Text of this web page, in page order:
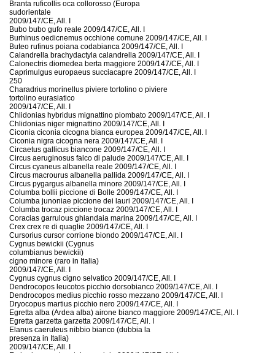
Branta ruficollis oca collorosso (Europa
sudorientale
2009/147/CE, All. I
Bubo bubo gufo reale 2009/147/CE, All. I
Burhinus oedicnemus occhione comune 2009/147/CE, All. I
Buteo rufinus poiana codabianca 2009/147/CE, All. I
Calandrella brachydactyla calandrella 2009/147/CE, All. I
Calonectris diomedea berta maggiore 2009/147/CE, All. I
Caprimulgus europaeus succiacapre 2009/147/CE, All. I
250
Charadrius morinellus piviere tortolino o piviere
tortolino eurasiatico
2009/147/CE, All. I
Chlidonias hybridus mignattino piombato 2009/147/CE, All. I
Chlidonias niger mignattino 2009/147/CE, All. I
Ciconia ciconia cicogna bianca europea 2009/147/CE, All. I
Ciconia nigra cicogna nera 2009/147/CE, All. I
Circaetus gallicus biancone 2009/147/CE, All. I
Circus aeruginosus falco di palude 2009/147/CE, All. I
Circus cyaneus albanella reale 2009/147/CE, All. I
Circus macrourus albanella pallida 2009/147/CE, All. I
Circus pygargus albanella minore 2009/147/CE, All. I
Columba bollii piccione di Bolle 2009/147/CE, All. I
Columba junoniae piccione dei lauri 2009/147/CE, All. I
Columba trocaz piccione trocaz 2009/147/CE, All. I
Coracias garrulous ghiandaia marina 2009/147/CE, All. I
Crex crex re di quaglie 2009/147/CE, All. I
Cursorius cursor corrione biondo 2009/147/CE, All. I
Cygnus bewickii (Cygnus
columbianus bewickii)
cigno minore (raro in Italia)
2009/147/CE, All. I
Cygnus cygnus cigno selvatico 2009/147/CE, All. I
Dendrocopos leucotos picchio dorsobianco 2009/147/CE, All. I
Dendrocopos medius picchio rosso mezzano 2009/147/CE, All. I
Dryocopus martius picchio nero 2009/147/CE, All. I
Egretta alba (Ardea alba) airone bianco maggiore 2009/147/CE, All. I
Egretta garzetta garzetta 2009/147/CE, All. I
Elanus caeruleus nibbio bianco (dubbia la
presenza in Italia)
2009/147/CE, All. I